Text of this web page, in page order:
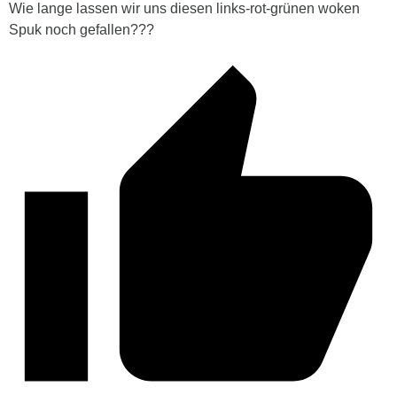
Wie lange lassen wir uns diesen links-rot-grünen woken
Spuk noch gefallen???